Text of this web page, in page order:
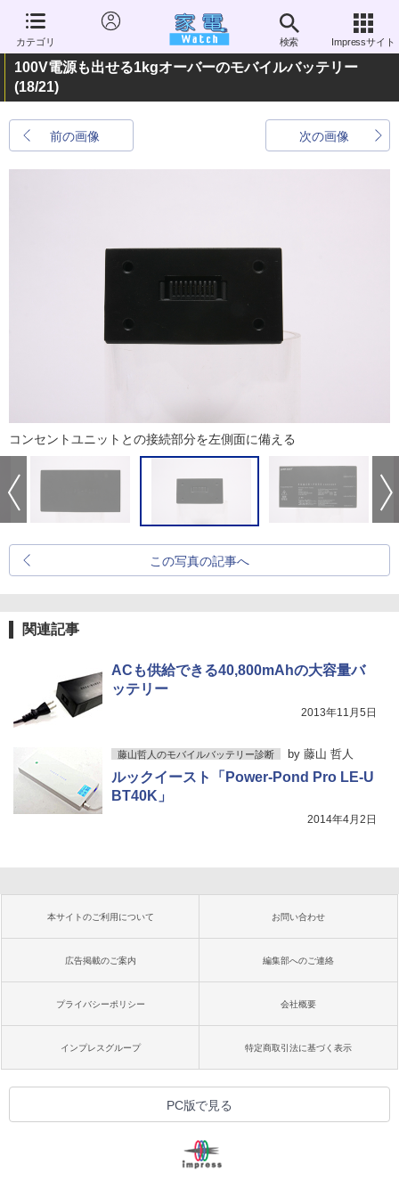
カテゴリ 検索 Impressサイト
100V電源も出せる1kgオーバーのモバイルバッテリー
(18/21)
前の画像 次の画像
コンセントユニットとの接続部分を左側面に備える
この写真の記事へ
関連記事
ACも供給できる40,800mAhの大容量バ
ッテリー
2013年11月5日
藤山哲人のモバイルバッテリー診断 by 藤山 哲人
ルックイースト「Power-Pond Pro LE-U
BT40K」
2014年4月2日
本サイトのご利用について お問い合わせ
広告掲載のご案内 編集部へのご連絡
プライバシーポリシー 会社概要
インプレスグループ 特定商取引法に基づく表示
PC版で見る